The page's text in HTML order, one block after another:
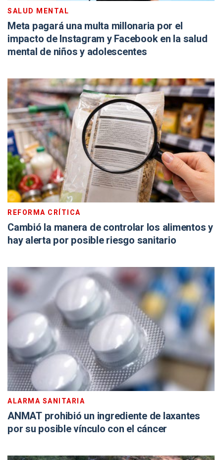
SALUD MENTAL
Meta pagará una multa millonaria por el
impacto de Instagram y Facebook en la salud
mental de niños y adolescentes
REFORMA CRÍTICA
Cambió la manera de controlar los alimentos y
hay alerta por posible riesgo sanitario
ALARMA SANITARIA
ANMAT prohibió un ingrediente de laxantes
por su posible vínculo con el cáncer